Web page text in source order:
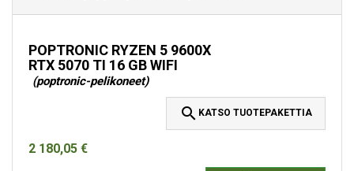
POPTRONIC RYZEN 5 9600X
RTX 5070 TI 16 GB WIFI
(poptronic-pelikoneet)
 KATSO TUOTEPAKETTIA
2 180,05 €